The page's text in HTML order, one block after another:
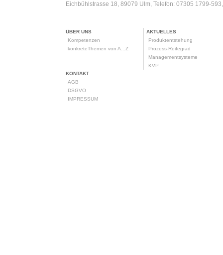
Eichbühlstrasse 18, 89079 Ulm, Telefon: 07305 1799-
ÜBER UNS
Kompetenzen
konkreteThemen von A...Z
AKTUELLES
Produktentstehung
Prozess-Reifegrad
Managementsysteme
KVP
KONTAKT
AGB
DSGVO
IMPRESSUM